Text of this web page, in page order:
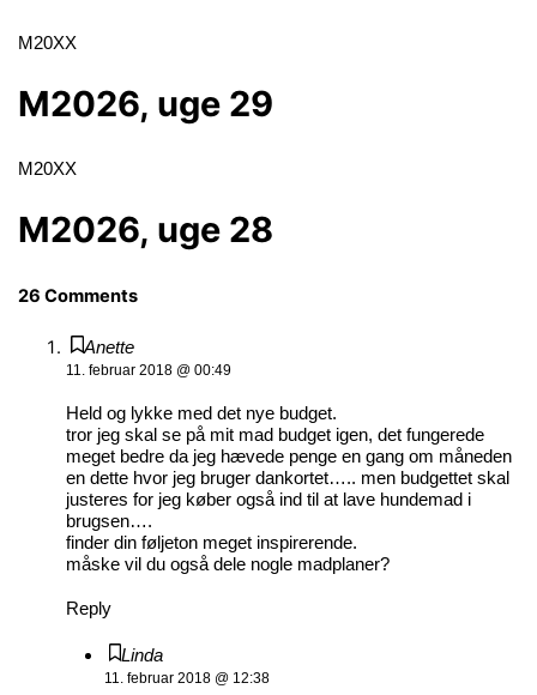
M20XX
M2026, uge 29
M20XX
M2026, uge 28
26 Comments
Anette
11. februar 2018 @ 00:49
Held og lykke med det nye budget.
tror jeg skal se på mit mad budget igen, det fungerede
meget bedre da jeg hævede penge en gang om måneden
en dette hvor jeg bruger dankortet….. men budgettet skal
justeres for jeg køber også ind til at lave hundemad i
brugsen….
finder din føljeton meget inspirerende.
måske vil du også dele nogle madplaner?
Reply
Linda
11. februar 2018 @ 12:38